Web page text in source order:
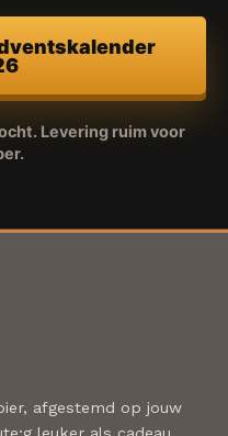
Levering ruim voor
afgestemd op jouw
leuker als cadeau.